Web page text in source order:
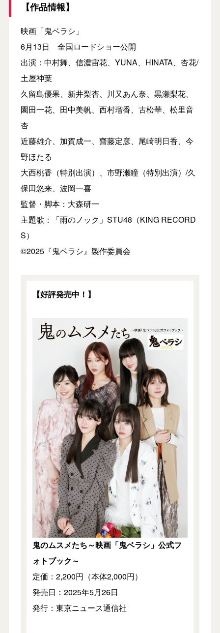
【作品情報】
映画「鬼ベラシ」
6月13日 全国ロードショー公開
出演：中村舞、信濃宙花、YUNA、HINATA、杏花/
土屋神葉
久留島優果、新井梨杏、川又あん奈、黒瀬梨花、
園田一花、田中美帆、西村瑠香、古松華、松里音
杏
近藤雄介、加賀成一、齋藤定彦、尾崎明日香、今
野ほたる
大西桃香（特別出演）、市野瀬瞳（特別出演）/久
保田悠来、波岡一喜
監督・脚本：大森研一
主題歌：「雨のノック」STU48（KING RECORD
S）
©2025『鬼ベラシ』製作委員会
【好評発売中！】
鬼のムスメたち～映画「鬼ベラシ」公式フ
ォトブック～
定価：2,200円（本体2,000円）
発売日：2025年5月26日
発行：東京ニュース通信社